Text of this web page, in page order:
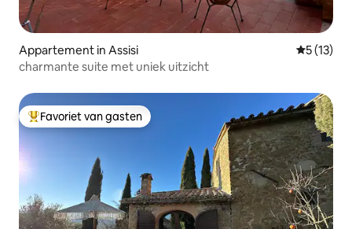
Appartement in Assisi
5 (13)
charmante suite met uniek uitzicht
Topfavoriet van gasten
Favoriet van gasten